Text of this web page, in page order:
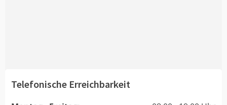
Telefonische Erreichbarkeit